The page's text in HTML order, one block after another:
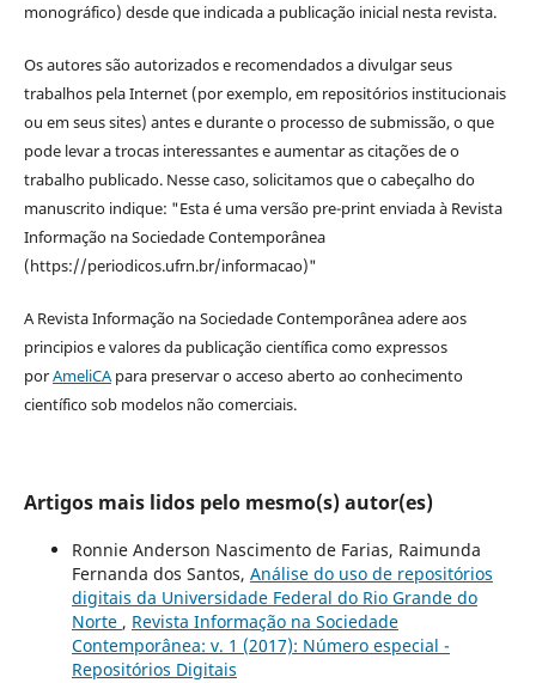
monográfico) desde que indicada a publicação inicial nesta revista.
Os autores são autorizados e recomendados a divulgar seus
trabalhos pela Internet (por exemplo, em repositórios institucionais
ou em seus sites) antes e durante o processo de submissão, o que
pode levar a trocas interessantes e aumentar as citações de o
trabalho publicado. Nesse caso, solicitamos que o cabeçalho do
manuscrito indique: "Esta é uma versão pre-print enviada à Revista
Informação na Sociedade Contemporânea
(https://periodicos.ufrn.br/informacao)"
A Revista Informação na Sociedade Contemporânea adere aos
principios e valores da publicação científica como expressos
porAmeliCApara preservar o acceso aberto ao conhecimento
científico sob modelos não comerciais.
Artigos mais lidos pelo mesmo(s) autor(es)
Ronnie Anderson Nascimento de Farias, Raimunda
Fernanda dos Santos, Análise do uso de repositórios
digitais da Universidade Federal do Rio Grande do
Norte , Revista Informação na Sociedade
Contemporânea: v. 1 (2017): Número especial -
Repositórios Digitais